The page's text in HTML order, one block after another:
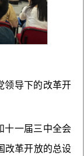
领导下的改革开
十一届三中全会
改革开放的总设